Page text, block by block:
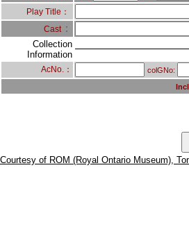
Play Title：
Cast ：
Collection
Information
AcNo.： colGNo:
Courtesy of ROM (Royal Ontario Museum),